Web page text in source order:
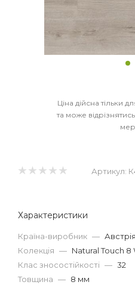
Ціна дійсна тільки
та може
Артикул:
Характеристики
Країна-виробник — Австрія
Колекція — Natural Touch 8
Клас зносостійкості — 32
Товщина — 8 мм